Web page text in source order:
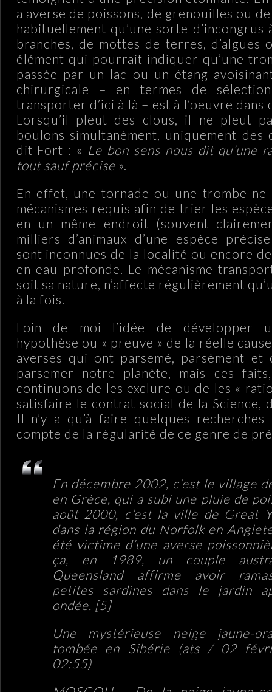
a averse de poissons, de grenouilles ou de
habituellement qu’une sorte d’incongrus
branches, de mottes de terres,
élément qui pourrait indiquer qu’une
passée par un lac ou un étang
chirurgicale – en termes de
transporter d’ici à là – est à l’oeuvre dans
Lorsqu’il pleut des clous, il ne pleut
boulons simultanément, uniquement des
dit Fort : « Le bon sens nous dit qu’une
tout sauf précise ».
En effet, une tornade ou une trombe ne
mécanismes requis afin de trier les
en un même endroit (souvent
milliers d’animaux d’une espèce
sont inconnues de la localité ou encore
en eau profonde. Le mécanisme
soit sa nature, n’affecte régulièrement
à la fois.
Loin de moi l’idée de développer
hypothèse ou « preuve » de la réelle
averses qui ont parsemé, parsèment et
parsemer notre planète, mais ces
continuons de les exclure ou de les «
satisfaire le contrat social de la Science,
Il n’y a qu’à faire quelques
compte de la régularité de ce genre de
En décembre 2002, c’est le village
en Grèce, qui a subi une pluie de
août 2000, c’est la ville de Great
dans la région du Norfolk en
été victime d’une averse
ça, en 1989, un couple
Queensland affirme avoir
petites sardines dans le jardin
ondée. [5]
Une mystérieuse neige jaune-
tombée en Sibérie (ats / 02
02:55)